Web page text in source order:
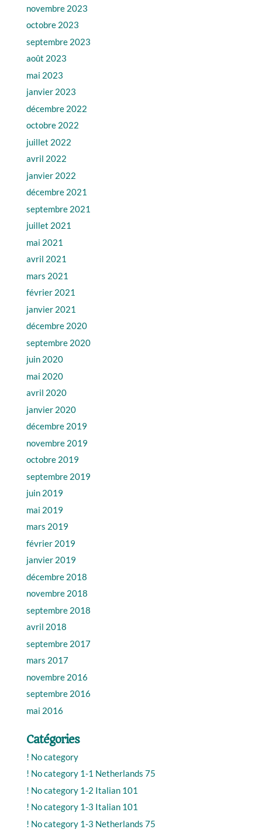
novembre 2023
octobre 2023
septembre 2023
août 2023
mai 2023
janvier 2023
décembre 2022
octobre 2022
juillet 2022
avril 2022
janvier 2022
décembre 2021
septembre 2021
juillet 2021
mai 2021
avril 2021
mars 2021
février 2021
janvier 2021
décembre 2020
septembre 2020
juin 2020
mai 2020
avril 2020
janvier 2020
décembre 2019
novembre 2019
octobre 2019
septembre 2019
juin 2019
mai 2019
mars 2019
février 2019
janvier 2019
décembre 2018
novembre 2018
septembre 2018
avril 2018
septembre 2017
mars 2017
novembre 2016
septembre 2016
mai 2016
Catégories
! No category
! No category 1-1 Netherlands 75
! No category 1-2 Italian 101
! No category 1-3 Italian 101
! No category 1-3 Netherlands 75